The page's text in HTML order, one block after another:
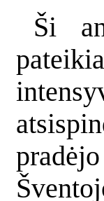
Ši